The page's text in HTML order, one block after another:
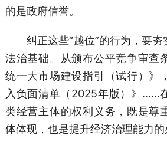
的是政府信誉。
纠正这些“越位”的行为，要夯
法治基础。从颁布公平竞争审查
统一大市场建设指引（试行）》
入负面清单（2025年版）》……
类经营主体的权利义务，既是尊
体体现，也是提升经济治理能力的